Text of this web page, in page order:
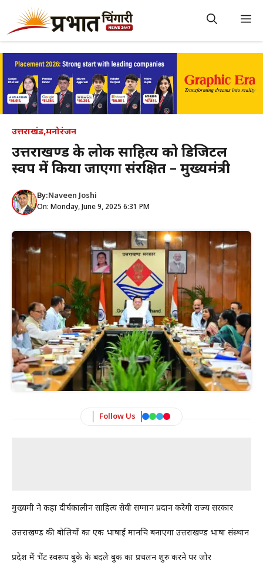
content
उत्तराखंड,मनोरंजन
उत्तराखण्ड के लोक साहित्य को डिजिटल
स्वरूप में किया जाएगा संरक्षित – मुख्यमंत्री
By:Naveen Joshi
On: Monday, June 9, 2025 6:31 PM
Follow Us
मुख्यमंत्री ने कहा दीर्घकालीन साहित्य सेवी सम्मान प्रदान करेगी राज्य सरकार
उत्तराखण्ड की बोलियों का एक भाषाई मानचित्र बनाएगा उत्तराखण्ड भाषा संस्थान
प्रदेश में भेंट स्वरूप बुके के बदले बुक का प्रचलन शुरु करने पर जोर